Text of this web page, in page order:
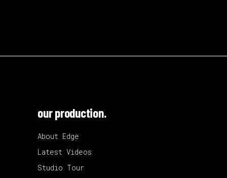
our production.
About Edge
Latest Videos
Studio Tour